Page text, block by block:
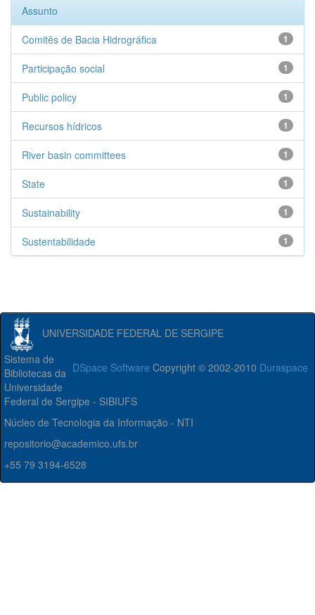
Assunto
1
Comitês de Bacia Hidrográfica
1
Participação social
1
Public policy
1
Recursos hídricos
1
River basin committees
1
State
1
Sustainability
1
Sustentabilidade
UNIVERSIDADE FEDERAL DE SERGIPE
DSpace Software Copyright © 2002-2010 Duraspace
Sistema de
Bibliotecas da
Universidade
Federal de Sergipe - SIBIUFS
Núcleo de Tecnologia da Informação - NTI
repositorio@academico.ufs.br
+55 79 3194-6528